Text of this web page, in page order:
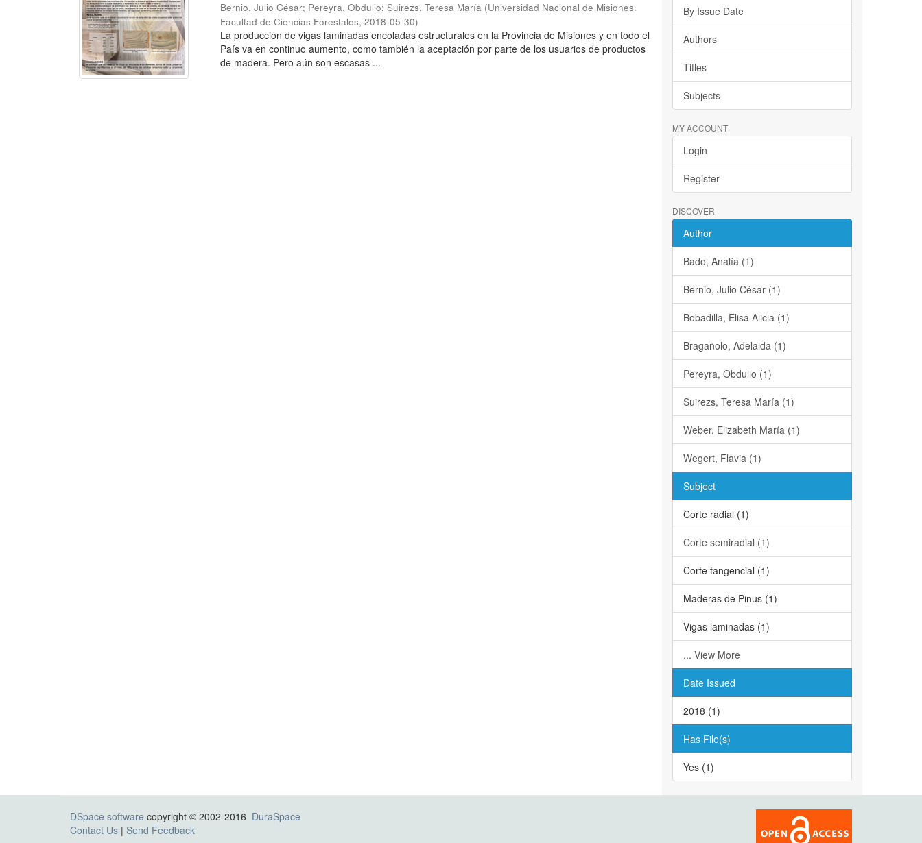
Bernio, Julio César; Pereyra, Obdulio; Suirezs, Teresa María (Universidad Nacional de Misiones.
Facultad de Ciencias Forestales,2018-05-30)
La producción de vigas laminadas encoladas estructurales en la Provincia de Misiones y en todo el
País va en continuo aumento, como también la aceptación por parte de los usuarios de productos
de madera. Pero aún son escasas ...
By Issue Date
Authors
Titles
Subjects
MY ACCOUNT
Login
Register
DISCOVER
Author
Bado, Analía (1)
Bernio, Julio César (1)
Bobadilla, Elisa Alicia (1)
Bragañolo, Adelaida (1)
Pereyra, Obdulio (1)
Suirezs, Teresa María (1)
Weber, Elizabeth María (1)
Wegert, Flavia (1)
Subject
Corte radial (1)
Corte semiradial (1)
Corte tangencial (1)
Maderas de Pinus (1)
Vigas laminadas (1)
... View More
Date Issued
2018 (1)
Has File(s)
Yes (1)
DSpace software copyright © 2002-2016 DuraSpace
Contact Us | Send Feedback